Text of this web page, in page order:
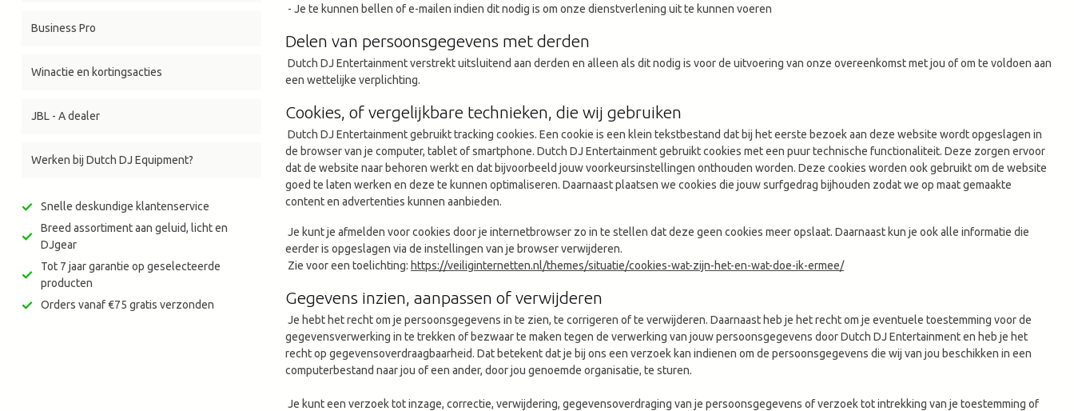
Business Pro
Winactie en kortingsacties
JBL - A dealer
Werken bij Dutch DJ Equipment?
Snelle deskundige klantenservice
Breed assortiment aan geluid, licht en
DJgear
Tot 7 jaar garantie op geselecteerde
producten
Orders vanaf €75 gratis verzonden
- Je te kunnen bellen of e-mailen indien dit nodig is om onze dienstverlening uit te kunnen voeren
Delen van persoonsgegevens met derden
Dutch DJ Entertainment verstrekt uitsluitend aan derden en alleen als dit nodig is voor de uitvoering van onze overeenkomst met jou of om te voldoen aan
een wettelijke verplichting.
Cookies, of vergelijkbare technieken, die wij gebruiken
Dutch DJ Entertainment gebruikt tracking cookies. Een cookie is een klein tekstbestand dat bij het eerste bezoek aan deze website wordt opgeslagen in
de browser van je computer, tablet of smartphone. Dutch DJ Entertainment gebruikt cookies met een puur technische functionaliteit. Deze zorgen ervoor
dat de website naar behoren werkt en dat bijvoorbeeld jouw voorkeursinstellingen onthouden worden. Deze cookies worden ook gebruikt om de website
goed te laten werken en deze te kunnen optimaliseren. Daarnaast plaatsen we cookies die jouw surfgedrag bijhouden zodat we op maat gemaakte
content en advertenties kunnen aanbieden.
Je kunt je afmelden voor cookies door je internetbrowser zo in te stellen dat deze geen cookies meer opslaat. Daarnaast kun je ook alle informatie die
eerder is opgeslagen via de instellingen van je browser verwijderen.
Zie voor een toelichting: https://veiliginternetten.nl/themes/situatie/cookies-wat-zijn-het-en-wat-doe-ik-ermee/
Gegevens inzien, aanpassen of verwijderen
Je hebt het recht om je persoonsgegevens in te zien, te corrigeren of te verwijderen. Daarnaast heb je het recht om je eventuele toestemming voor de
gegevensverwerking in te trekken of bezwaar te maken tegen de verwerking van jouw persoonsgegevens door Dutch DJ Entertainment en heb je het
recht op gegevensoverdraagbaarheid. Dat betekent dat je bij ons een verzoek kan indienen om de persoonsgegevens die wij van jou beschikken in een
computerbestand naar jou of een ander, door jou genoemde organisatie, te sturen.
Je kunt een verzoek tot inzage, correctie, verwijdering, gegevensoverdraging van je persoonsgegevens of verzoek tot intrekking van je toestemming of